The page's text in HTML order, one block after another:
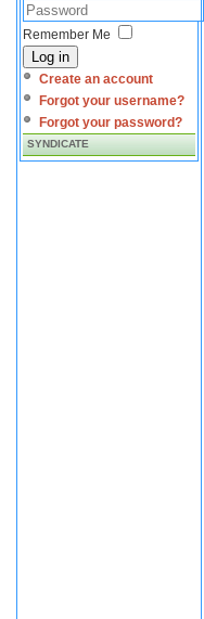
Remember Me
Log in
Create an account
Forgot your username?
Forgot your password?
SYNDICATE